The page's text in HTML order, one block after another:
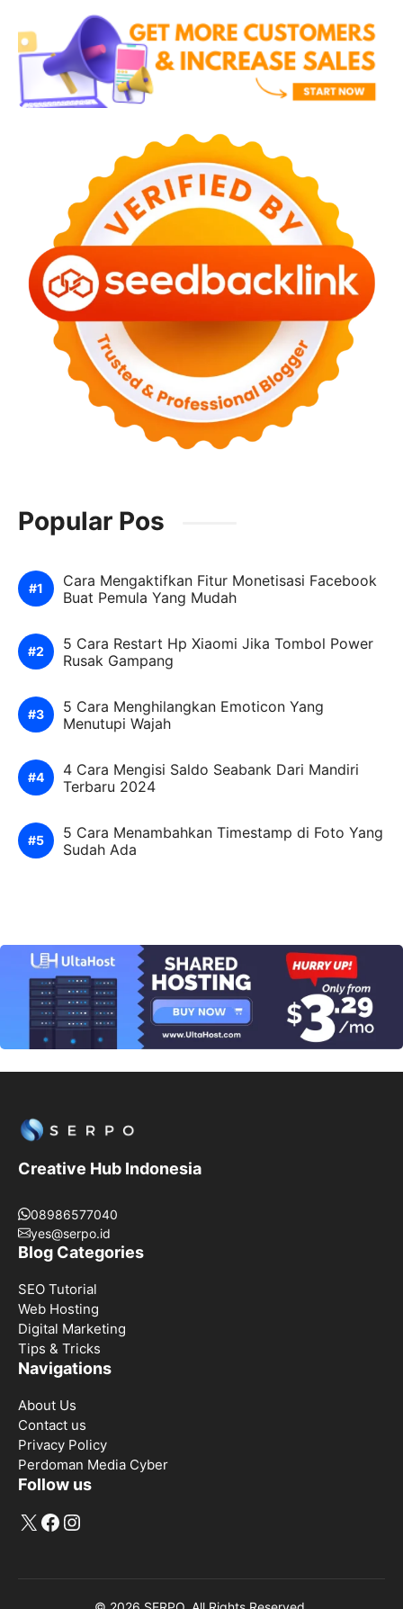
Popular Pos
Cara Mengaktifkan Fitur Monetisasi Facebook
Buat Pemula Yang Mudah
5 Cara Restart Hp Xiaomi Jika Tombol Power
Rusak Gampang
5 Cara Menghilangkan Emoticon Yang
Menutupi Wajah
4 Cara Mengisi Saldo Seabank Dari Mandiri
Terbaru 2024
5 Cara Menambahkan Timestamp di Foto Yang
Sudah Ada
Creative Hub Indonesia
08986577040
yes@serpo.id
Blog Categories
SEO Tutorial
Web Hosting
Digital Marketing
Tips & Tricks
Navigations
About Us
Contact us
Privacy Policy
Perdoman Media Cyber
Follow us
X Facebook
Instagram